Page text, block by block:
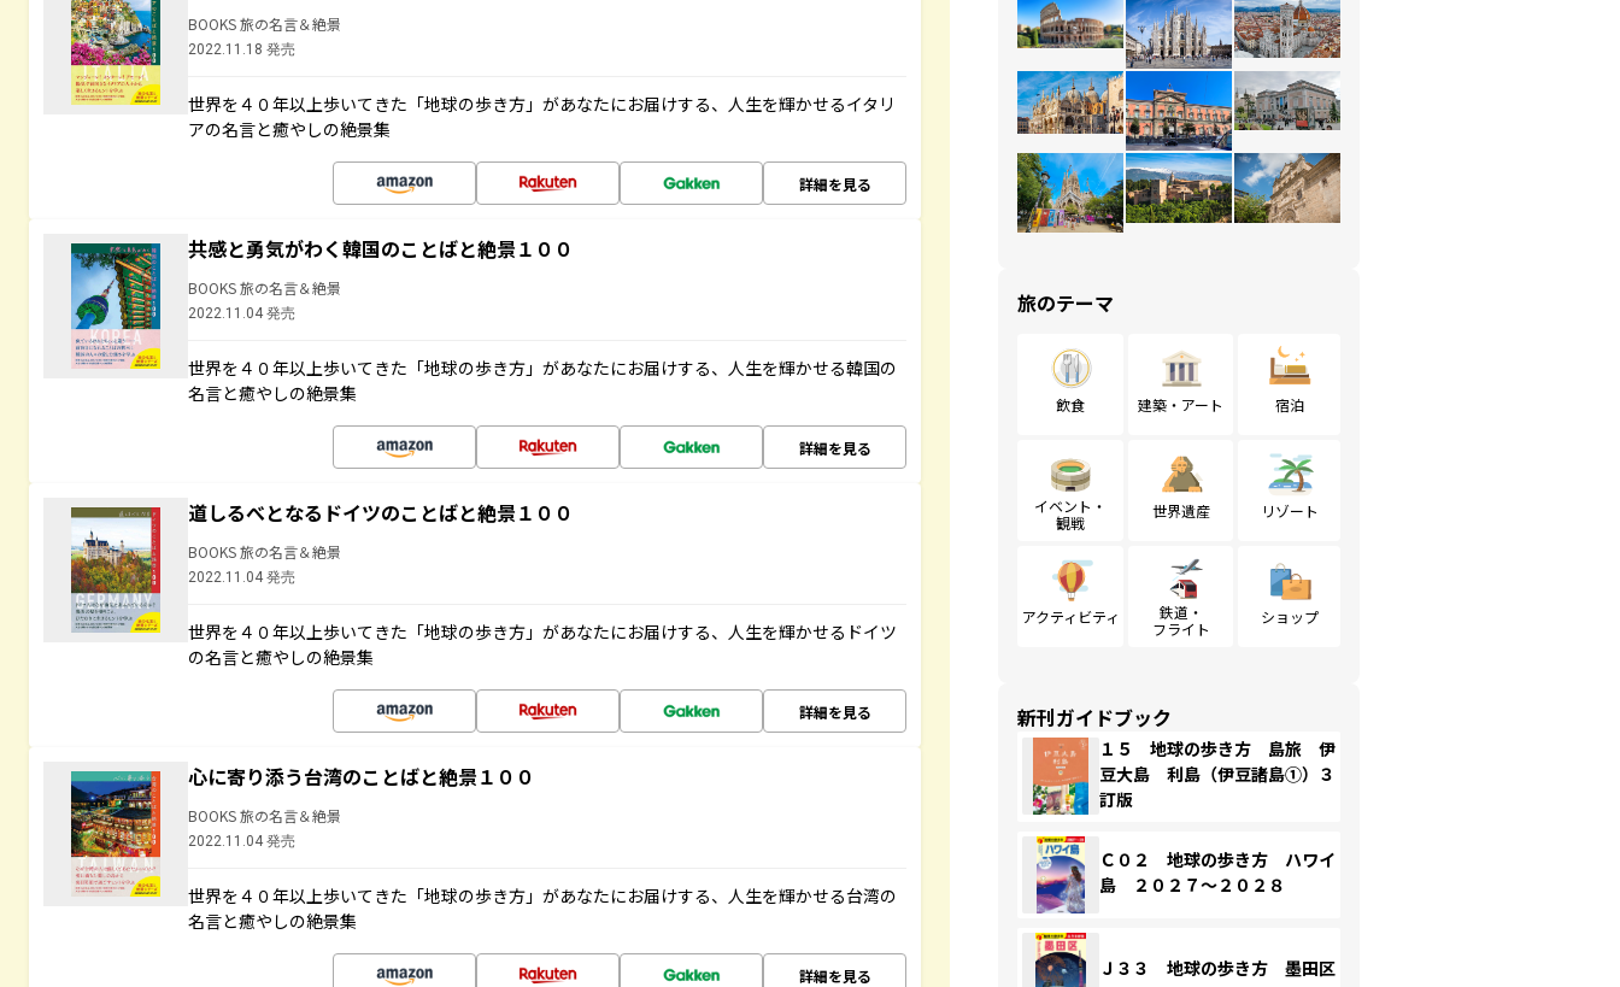
BOOKS 旅の名言＆絶景
2022.11.18 発売
世界を４０年以上歩いてきた「地球の歩き方」があなたにお届けする、人生を輝かせるイタリ
アの名言と癒やしの絶景集
詳細を見る
共感と勇気がわく韓国のことばと絶景１００
BOOKS 旅の名言＆絶景
2022.11.04 発売
世界を４０年以上歩いてきた「地球の歩き方」があなたにお届けする、人生を輝かせる韓国の
名言と癒やしの絶景集
詳細を見る
道しるべとなるドイツのことばと絶景１００
BOOKS 旅の名言＆絶景
2022.11.04 発売
世界を４０年以上歩いてきた「地球の歩き方」があなたにお届けする、人生を輝かせるドイツ
の名言と癒やしの絶景集
詳細を見る
心に寄り添う台湾のことばと絶景１００
BOOKS 旅の名言＆絶景
2022.11.04 発売
世界を４０年以上歩いてきた「地球の歩き方」があなたにお届けする、人生を輝かせる台湾の
名言と癒やしの絶景集
詳細を見る
旅のテーマ
飲食 建築・アート 宿泊
イベント・
観戦
世界遺産 リゾート
アクティビティ
鉄道・
フライト
ショップ
新刊ガイドブック
１５ 地球の歩き方 島旅 伊
豆大島 利島（伊豆諸島①）３
訂版
Ｃ０２ 地球の歩き方 ハワイ
島 ２０２７～２０２８
Ｊ３３ 地球の歩き方 墨田区